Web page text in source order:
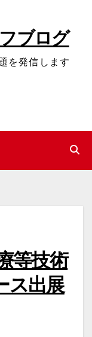
ブログ
を発信します
等技術
ス出展